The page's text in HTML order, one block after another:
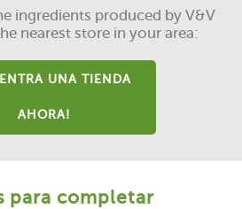
ingredients produced by V&V
nearest store in your area:
UNA TIENDA
AHORA!
para completar